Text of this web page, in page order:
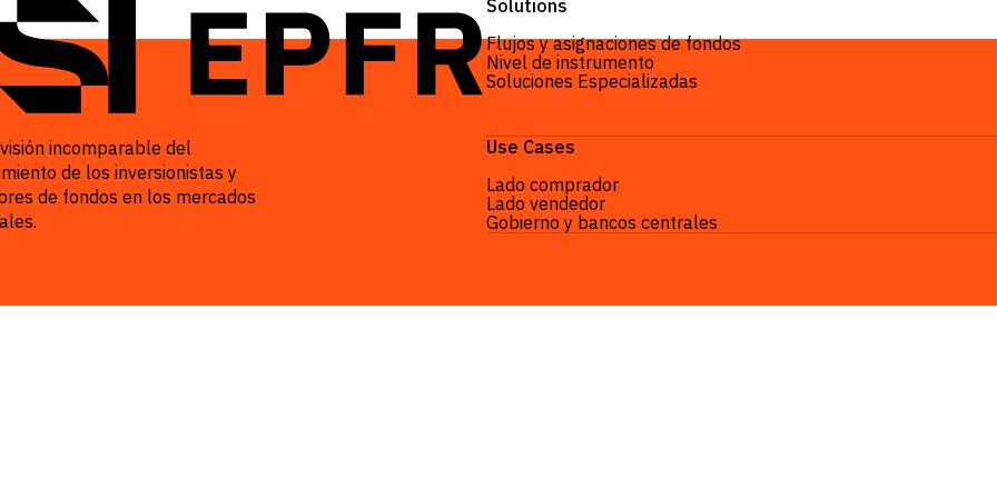
incomparable del
de los inversionistas y
de fondos en los mercados
Solutions
Flujos y asignaciones de fondos
Nivel de instrumento
Soluciones Especializadas
Use Cases
Lado comprador
Lado vendedor
Gobierno y bancos centrales